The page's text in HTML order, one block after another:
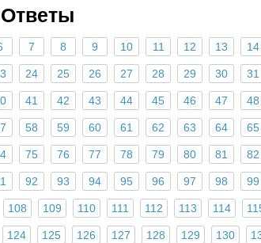
7 8 9 10 11 12 13 14
24 25 26 27 28 29 30 31
41 42 43 44 45 46 47 48
58 59 60 61 62 63 64 65
75 76 77 78 79 80 81 82
92 93 94 95 96 97 98 99
108 109 110 111 112 113 114
124 125 126 127 128 129 130